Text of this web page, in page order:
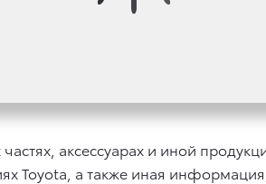
информацию, вы выражаете
аксессуарах и иной
Toyota, а также иная